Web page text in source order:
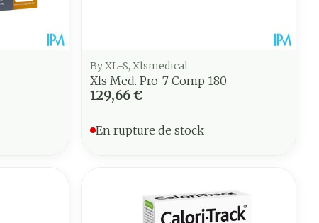
By XL-S, Xlsmedical
Xls Med. Pro-7 Comp 180
129,66 €
En rupture de stock